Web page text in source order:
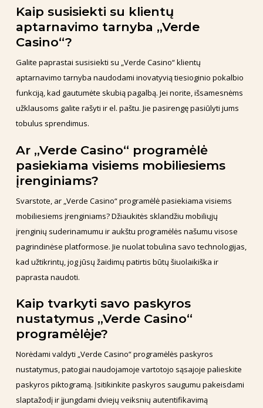
Kaip susisiekti su klientų
aptarnavimo tarnyba „Verde
Casino“?
Galite paprastai susisiekti su „Verde Casino“ klientų
aptarnavimo tarnyba naudodami inovatyvią tiesioginio pokalbio
funkciją, kad gautumėte skubią pagalbą. Jei norite, išsamesnėms
užklausoms galite rašyti ir el. paštu. Jie pasirengę pasiūlyti jums
tobulus sprendimus.
Ar „Verde Casino“ programėlė
pasiekiama visiems mobiliesiems
įrenginiams?
Svarstote, ar „Verde Casino“ programėlė pasiekiama visiems
mobiliesiems įrenginiams? Džiaukitės sklandžiu mobiliųjų
įrenginių suderinamumu ir aukštu programėlės našumu visose
pagrindinėse platformose. Jie nuolat tobulina savo technologijas,
kad užtikrintų, jog jūsų žaidimų patirtis būtų šiuolaikiška ir
paprasta naudoti.
Kaip tvarkyti savo paskyros
nustatymus „Verde Casino“
programėlėje?
Norėdami valdyti „Verde Casino“ programėlės paskyros
nustatymus, patogiai naudojamoje vartotojo sąsajoje palieskite
paskyros piktogramą. Įsitikinkite paskyros saugumu pakeisdami
slaptažodį ir įjungdami dviejų veiksnių autentifikavimą